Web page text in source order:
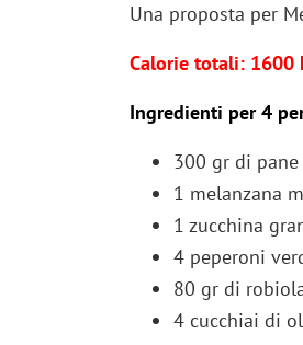
Una proposta per
Calorie totali: 1600
Ingredienti per 4
300 gr di pane
1 melanzana
1 zucchina
4 peperoni
80 gr di
4 cucchiai di